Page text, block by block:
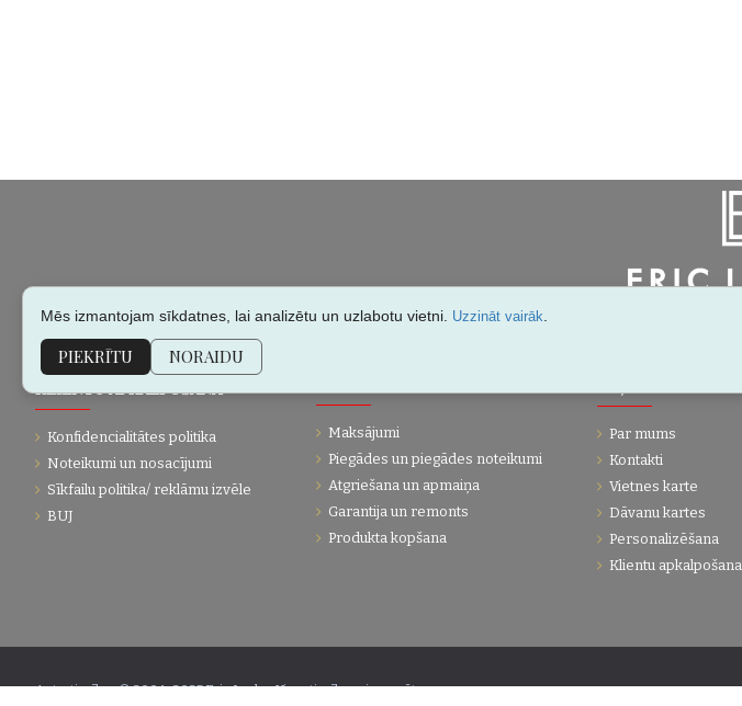
KLIENTU APKALPOŠANA
Konfidencialitātes politika
Noteikumi un nosacījumi
Sīkfailu politika/ reklāmu izvēle
BUJ
Maksājumi
Piegādes un piegādes noteikumi
Atgriešana un apmaiņa
Garantija un remonts
Produkta kopšana
Par mums
Kontakti
Vietnes karte
Dāvanu kartes
Personalizēšana
Klientu apkalpošana
Autortiesības © 2004-2025 Eric Lasko. Visas tiesības aizsargātas.
Mēs izmantojam sīkdatnes, lai analizētu un uzlabotu vietni. Uzzināt vairāk
PIEKRĪTU NORAIDU